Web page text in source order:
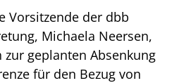
Vorsitzende der dbb
Michaela Neersen,
geplanten Absenkung
für den Bezug von